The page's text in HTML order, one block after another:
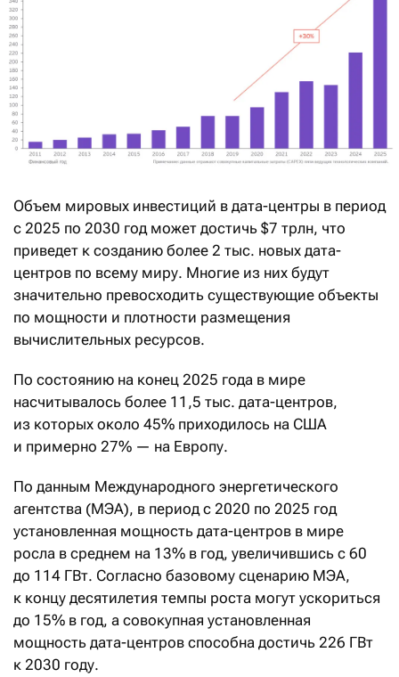
Объем мировых инвестиций в дата-центры в период
с 2025 по 2030 год может достичь $7 трлн, что
приведет к созданию более 2 тыс. новых дата-
центров по всему миру. Многие из них будут
значительно превосходить существующие объекты
по мощности и плотности размещения
вычислительных ресурсов.
По состоянию на конец 2025 года в мире
насчитывалось более 11,5 тыс. дата-центров,
из которых около 45% приходилось на США
и примерно 27% — на Европу.
По данным Международного энергетического
агентства (МЭА), в период с 2020 по 2025 год
установленная мощность дата-центров в мире
росла в среднем на 13% в год, увеличившись с 60
до 114 ГВт. Согласно базовому сценарию МЭА,
к концу десятилетия темпы роста могут ускориться
до 15% в год, а совокупная установленная
мощность дата-центров способна достичь 226 ГВт
к 2030 году.